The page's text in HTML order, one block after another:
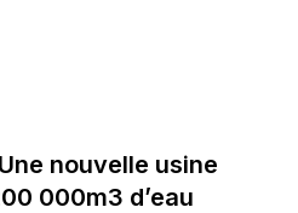
nouvelle usine
000m3 d’eau